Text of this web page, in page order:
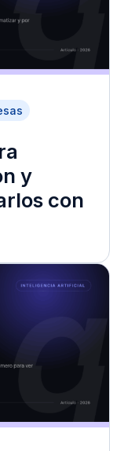
y
con